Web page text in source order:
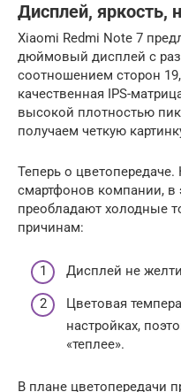
Дисплей, яркость,
Xiaomi Redmi Note 7
дюймовый дисплей с
соотношением сторон
качественная IPS-
высокой плотностью
получаем четкую
Теперь о
смартфонов компании, в
преобладают холодные
причинам:
Дисплей не
Цветовая
настройках,
«теплее».
В плане цветопередачи